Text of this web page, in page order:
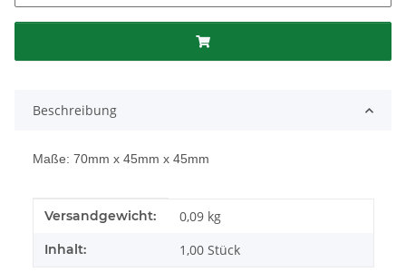
Beschreibung
Maße: 70mm x 45mm x 45mm
Produkteigenschaft
Wert
Versandgewicht: 0,09 kg
Inhalt: 1,00 Stück